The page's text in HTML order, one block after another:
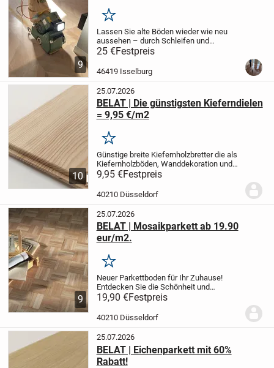
9
Merken
Lassen Sie alte Böden wieder wie neu
aussehen – durch Schleifen und
Behandeln. Schleifen und Ölen: 25 € pro
Quadratmeter Schleifen und dreifache
Lackierung: 40 € pro Quadratmeter
25 €Festpreis
46419 Isselburg
10
25.07.2026
BELAT | Die günstigsten Kieferndielen
= 9,95 €/m2
Merken
Günstige breite Kiefernholzbretter die als
Kiefernholzböden, Wanddekoration und
Decken verwendet werden können.
Bretter können auch im Außenbereich für
Carports, Gartenhäuser, Garagen,...
9,95 €Festpreis
40210 Düsseldorf
9
25.07.2026
BELAT | Mosaikparkett ab 19.90
eur/m2.
Merken
Neuer Parkettboden für Ihr Zuhause!
Entdecken Sie die Schönheit und
Langlebigkeit von Parkettböden bei Belat!
Schachbrettmuster:
23mm x 160mm jetzt für €19.90/m²
19,90 €Festpreis
40210 Düsseldorf
25.07.2026
BELAT | Eichenparkett mit 60%
Rabatt!